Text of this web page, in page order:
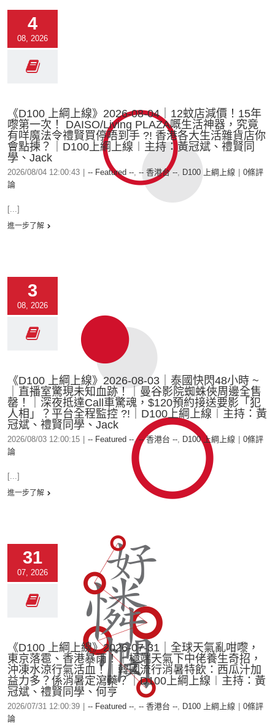
4
08, 2026
《D100 上綱上線》2026-08-04｜12蚊店減價！15年
嚟第一次！ DAISO/Living PLAZA嘅生活神器，究竟
有咩魔法令禮賢買停唔到手 ?! 香港各大生活雜貨店你
會點揀？｜D100上綱上線︱主持：黃冠斌、禮賢同
學、Jack
2026/08/04 12:00:43 -- Featured --, -- 香港台 --, D100 上綱上線
0條評
論
[...]
進一步了解
3
08, 2026
《D100 上綱上線》2026-08-03｜泰國快閃48小時 ~
｜直播室驚現未知血跡！｜曼谷影院蜘蛛俠周邊全售
罄！｜深夜抵達Call車驚魂，$120預約接送要影「犯
人相」？平台全程監控 ?!｜D100上綱上線︱主持：黃
冠斌、禮賢同學、Jack
2026/08/03 12:00:15 -- Featured --,-- 香港台 --, D100 上綱上線
0條評
論
[...]
進一步了解
31
07, 2026
《D100 上綱上線》2026-07-31｜全球天氣亂咁嚟，
東京落雹、香港暴雨！｜極端天氣下中佬養生奇招，
沖凍水涼行氣活血！｜韓國流行消暑特飲：西瓜汁加
益力多？係消暑定瀉藥？｜D100上綱上線︱主持：黃
冠斌、禮賢同學、何亨
2026/07/31 12:00:39 -- Featured --, -- 香港台 --, D100 上綱上線
0條評
論